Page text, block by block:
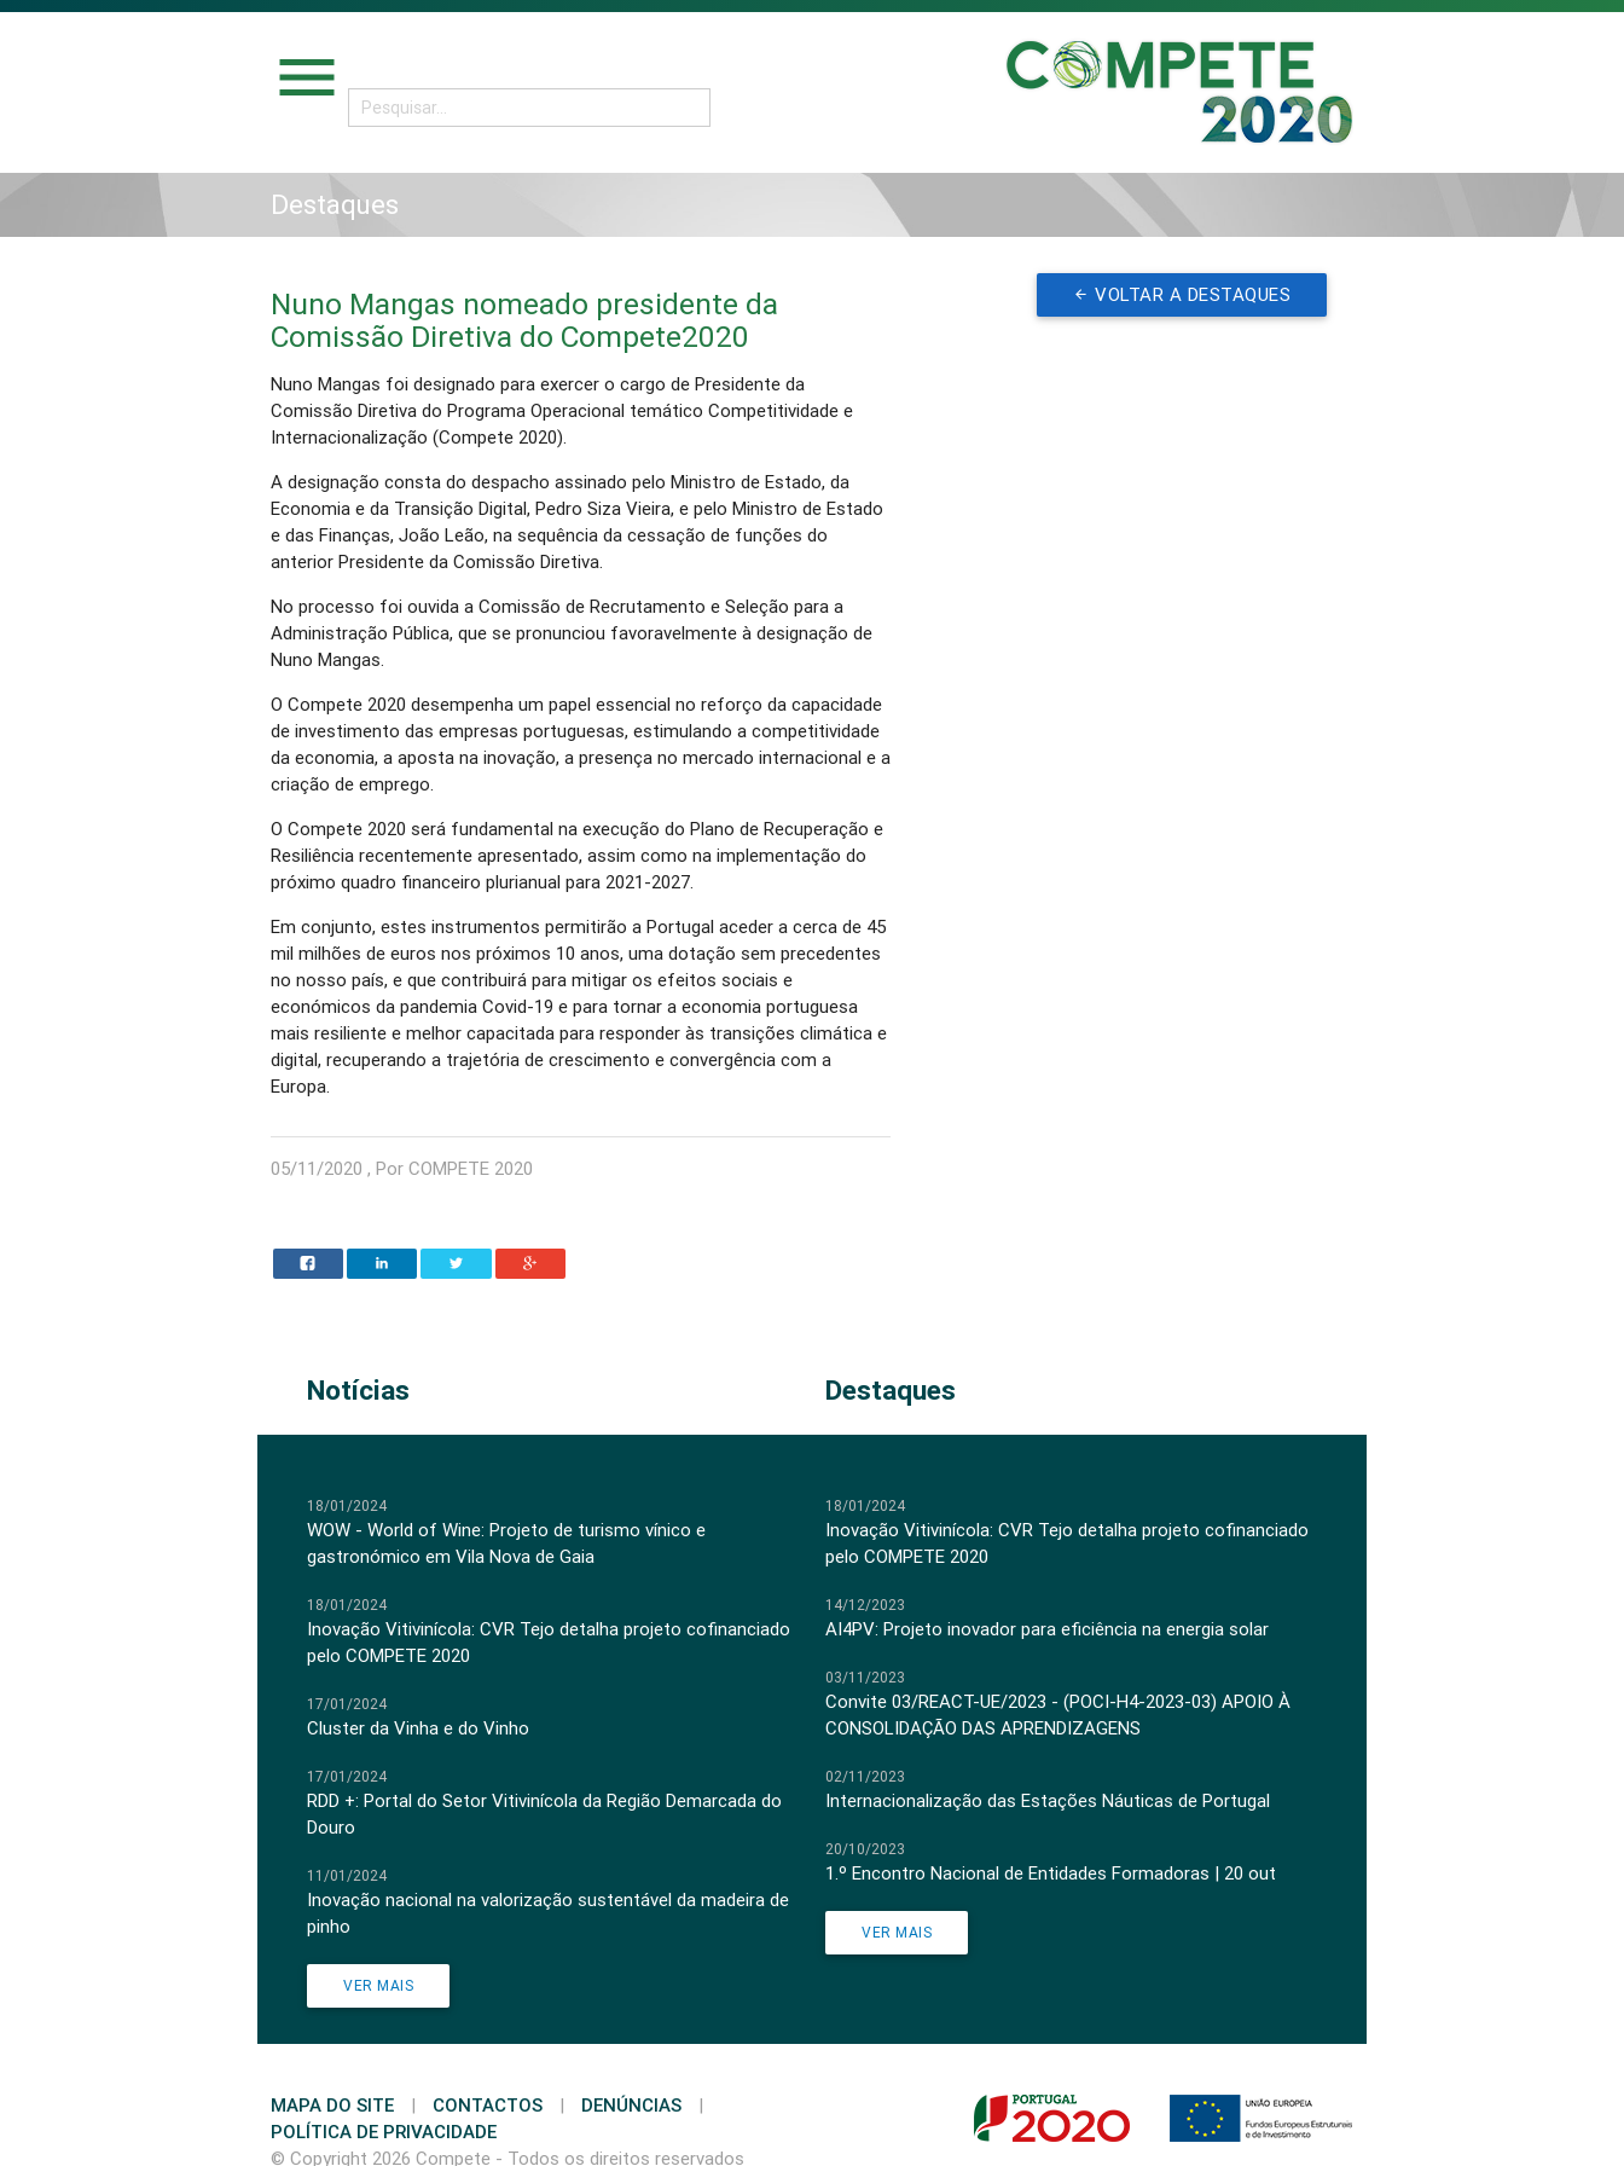
menu
Destaques
Nuno Mangas nomeado presidente da
Comissão Diretiva do Compete2020
Nuno Mangas foi designado para exercer o cargo de Presidente da
Comissão Diretiva do Programa Operacional temático Competitividade e
Internacionalização (Compete 2020).
A designação consta do despacho assinado pelo Ministro de Estado, da
Economia e da Transição Digital, Pedro Siza Vieira, e pelo Ministro de Estado
e das Finanças, João Leão, na sequência da cessação de funções do
anterior Presidente da Comissão Diretiva.
No processo foi ouvida a Comissão de Recrutamento e Seleção para a
Administração Pública, que se pronunciou favoravelmente à designação de
Nuno Mangas.
O Compete 2020 desempenha um papel essencial no reforço da capacidade
de investimento das empresas portuguesas, estimulando a competitividade
da economia, a aposta na inovação, a presença no mercado internacional e a
criação de emprego.
O Compete 2020 será fundamental na execução do Plano de Recuperação e
Resiliência recentemente apresentado, assim como na implementação do
próximo quadro financeiro plurianual para 2021-2027.
Em conjunto, estes instrumentos permitirão a Portugal aceder a cerca de 45
mil milhões de euros nos próximos 10 anos, uma dotação sem precedentes
no nosso país, e que contribuirá para mitigar os efeitos sociais e
económicos da pandemia Covid-19 e para tornar a economia portuguesa
mais resiliente e melhor capacitada para responder às transições climática e
digital, recuperando a trajetória de crescimento e convergência com a
Europa.
05/11/2020 , Por COMPETE 2020
VOLTAR A DESTAQUES
Notícias Destaques
18/01/2024
WOW - World of Wine: Projeto de turismo vínico e
gastronómico em Vila Nova de Gaia
18/01/2024
Inovação Vitivinícola: CVR Tejo detalha projeto cofinanciado
pelo COMPETE 2020
17/01/2024
Cluster da Vinha e do Vinho
17/01/2024
RDD +: Portal do Setor Vitivinícola da Região Demarcada do
Douro
11/01/2024
Inovação nacional na valorização sustentável da madeira de
pinho
VER MAIS
18/01/2024
Inovação Vitivinícola: CVR Tejo detalha projeto cofinanciado
pelo COMPETE 2020
14/12/2023
AI4PV: Projeto inovador para eficiência na energia solar
03/11/2023
Convite 03/REACT-UE/2023 - (POCI-H4-2023-03) APOIO À
CONSOLIDAÇÃO DAS APRENDIZAGENS
02/11/2023
Internacionalização das Estações Náuticas de Portugal
20/10/2023
1.º Encontro Nacional de Entidades Formadoras | 20 out
VER MAIS
MAPA DO SITE | CONTACTOS | DENÚNCIAS
|
POLÍTICA DE PRIVACIDADE
© Copyright 2026 Compete - Todos os direitos reservados